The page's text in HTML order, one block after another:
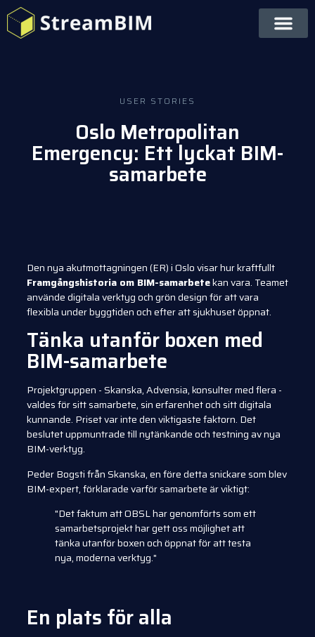
USER STORIES
Oslo Metropolitan
Emergency: Ett lyckat BIM-
samarbete
Den nya akutmottagningen (ER) i Oslo visar hur kraftfullt
Framgångshistoria om BIM-samarbetekan vara. Teamet
använde digitala verktyg och grön design för att vara
flexibla under byggtiden och efter att sjukhuset öppnat.
Tänka utanför boxen med
BIM-samarbete
Projektgruppen - Skanska, Advensia, konsulter med flera -
valdes för sitt samarbete, sin erfarenhet och sitt digitala
kunnande. Priset var inte den viktigaste faktorn. Det
beslutet uppmuntrade till nytänkande och testning av nya
BIM-verktyg.
Peder Bogsti från Skanska, en före detta snickare som blev
BIM-expert, förklarade varför samarbete är viktigt:
"Det faktum att OBSL har genomförts som ett
samarbetsprojekt har gett oss möjlighet att
tänka utanför boxen och öppnat för att testa
nya, moderna verktyg."
En plats för alla